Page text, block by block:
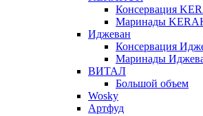
Консервация
Маринады
Иджеван
Консервация
Маринады
ВИТАЛ
Большой объем
Wosky
Артфуд